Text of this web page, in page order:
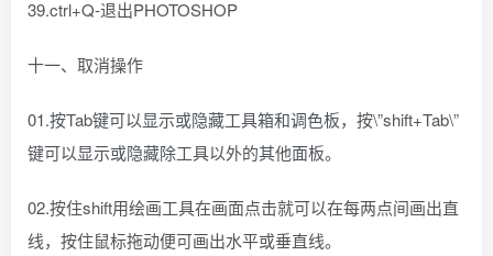
39.ctrl+Q-退出PHOTOSHOP
十一、取消操作
01.按Tab键可以显示或隐藏工具箱和调色板，按\”shift+Tab\”
键可以显示或隐藏除工具以外的其他面板。
02.按住shift用绘画工具在画面点击就可以在每两点间画出直
线，按住鼠标拖动便可画出水平或垂直线。